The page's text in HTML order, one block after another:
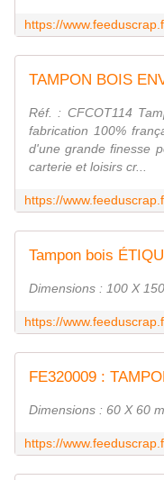
TAMPON BOIS
Réf. : CFCOT114
fabrication 100%
d'une grande finesse
carterie et loisirs cr...
Tampon bois
Dimensions : 100 X
Dimensions : 60 X 60